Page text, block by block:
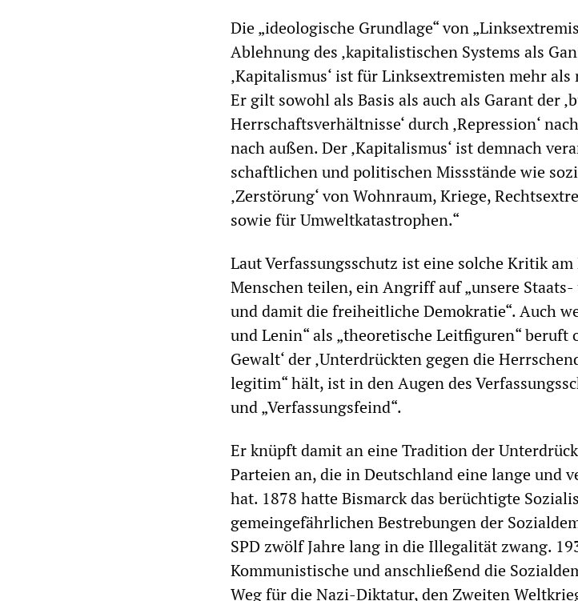
Die „ideologische Grundlage“ von
Ablehnung des ‚kapitalisti­schen Systems als
‚Kapitalismus‘ ist für Links­extremisten mehr
Er gilt sowohl als Basis als auch als Garant der
Herrschaftsverhältnis­se‘ durch ‚Repression‘
nach außen. Der ‚Kapitalismus‘ ist demnach
schaftlichen und politischen Missstände wie
‚Zerstörung‘ von Wohnraum, Kriege,
sowie für Umweltkatastrophen.“
Laut Verfassungsschutz ist eine solche Kritik
Menschen teilen, ein Angriff auf „unsere
und damit die freiheitliche Demokratie“. Auch
und Lenin“ als „theoretische Leitfiguren“ beruft
Gewalt‘ der ‚Unterdrückten gegen die
legitim“ hält, ist in den Augen des
und „Verfassungsfeind“.
Er knüpft damit an eine Tradition der
Parteien an, die in Deutschland eine lange und
hat. 1878 hatte Bismarck das berüchtigte
gemeingefährlichen Bestrebungen der
SPD zwölf Jahre lang in die Illegalität zwang.
Kommunistische und anschließend die
Weg für die Nazi-Diktatur, den Zweiten